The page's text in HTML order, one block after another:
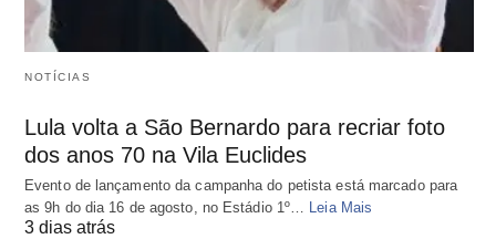
NOTÍCIAS
Lula volta a São Bernardo para recriar foto
dos anos 70 na Vila Euclides
Evento de lançamento da campanha do petista está marcado para
as 9h do dia 16 de agosto, no Estádio 1º… Leia Mais
3 dias atrás